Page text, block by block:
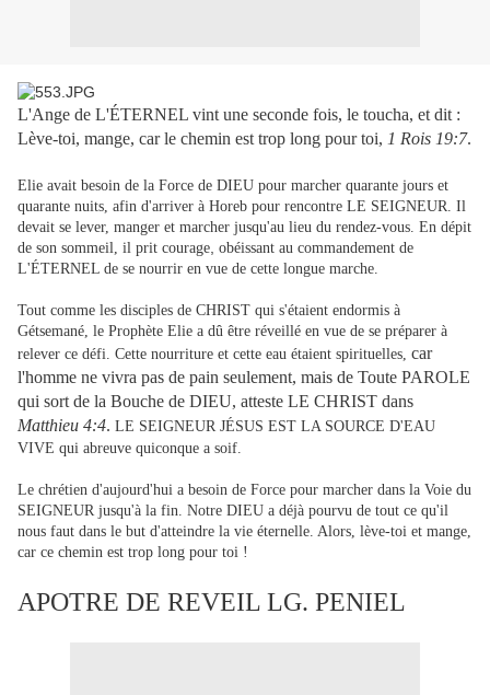
L'Ange de L'ÉTERNEL vint une seconde fois, le toucha, et dit :
Lève-toi, mange, car le chemin est trop long pour toi, 1 Rois 19:7.
Elie avait besoin de la Force de DIEU pour marcher quarante jours et
quarante nuits, afin d'arriver à Horeb pour rencontre LE SEIGNEUR. Il
devait se lever, manger et marcher jusqu'au lieu du rendez-vous. En dépit
de son sommeil, il prit courage obéissant au commandement de
L'ÉTERNEL de se nourrir en vue de cette longue marche.
Tout comme les disciples de CHRIST qui s'étaient endormis à
Gétsemané, le Prophète Elie a dû être réveillé en vue de se préparer à
relever ce défi. Cette nourriture et cette eau étaient spirituelles, car
l'homme ne vivra pas de pain seulement, mais de Toute PAROLE
qui sort de la Bouche de DIEU, atteste LE CHRIST dans
Matthieu 4:4. LE SEIGNEUR JÉSUS EST LA SOURCE D'EAU
VIVE qui abreuve quiconque a soif.
Le chrétien d'aujourd'hui a besoin de Force pour marcher dans la Voie du
SEIGNEUR jusqu'à la fin. Notre DIEU a déjà pourvu de tout ce qu'il
nous faut dans le but d'atteindre la vie éternelle. Alors, lève-toi et mange,
car ce chemin est trop long pour toi !
APOTRE DE REVEIL LG. PENIEL